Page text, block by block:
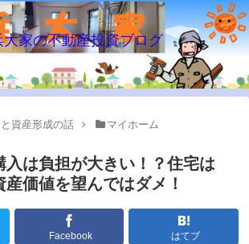
大家の不動産投資ブログ
資産形成の話 マイホーム
入は負担が大きい！？住宅は
価値を望んではダメ！
Facebook はてブ